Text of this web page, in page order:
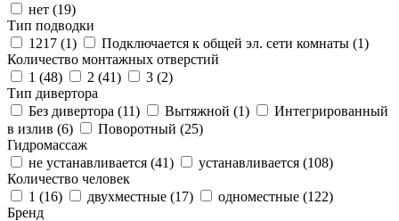
нет (19)
Тип подводки
1217 (1) Подключается к общей эл. сети комнаты (1)
Количество монтажных отверстий
1 (48) 2 (41) 3 (2)
Тип дивертора
Без дивертора (11) Вытяжной (1)
Интегрированный
в излив (6) Поворотный (25)
Гидромассаж
не устанавливается (41) устанавливается (108)
Количество человек
1 (16) двухместные (17) одноместные (122)
Бренд